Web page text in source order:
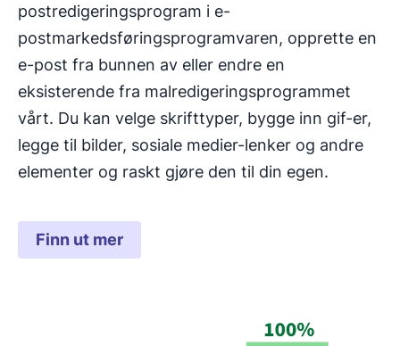
postredigeringsprogram i e-
postmarkedsføringsprogramvaren, opprette en
e-post fra bunnen av eller endre en
eksisterende fra malredigeringsprogrammet
vårt. Du kan velge skrifttyper, bygge inn gif-er,
legge til bilder, sosiale medier-lenker og andre
elementer og raskt gjøre den til din egen.
Finn ut mer